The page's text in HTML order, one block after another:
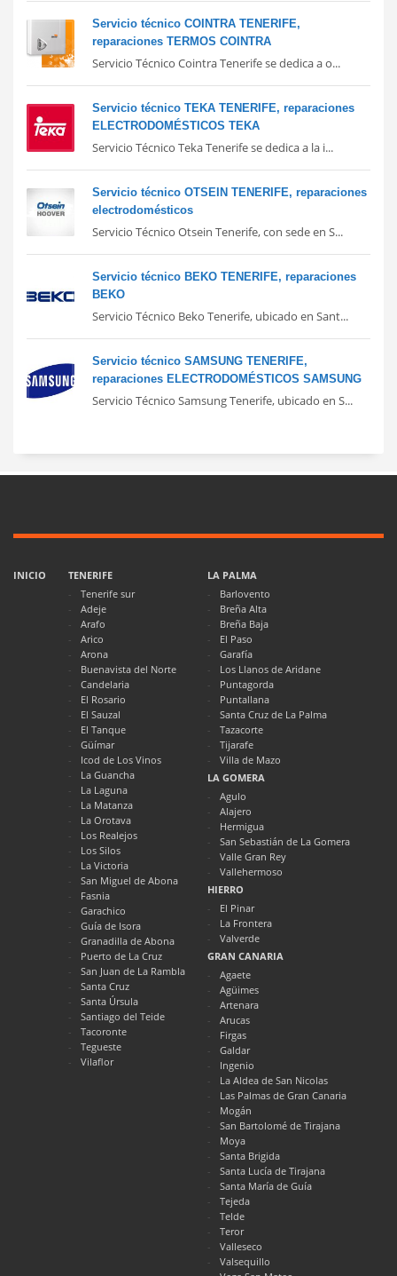
Servicio técnico COINTRA TENERIFE,
reparaciones TERMOS COINTRA
Servicio Técnico Cointra Tenerife se dedica a o...
Servicio técnico TEKA TENERIFE, reparaciones
ELECTRODOMÉSTICOS TEKA
Servicio Técnico Teka Tenerife se dedica a la i...
Servicio técnico OTSEIN TENERIFE, reparaciones
electrodomésticos
Servicio Técnico Otsein Tenerife, con sede en S...
Servicio técnico BEKO TENERIFE, reparaciones
BEKO
Servicio Técnico Beko Tenerife, ubicado en Sant...
Servicio técnico SAMSUNG TENERIFE,
reparaciones ELECTRODOMÉSTICOS SAMSUNG
Servicio Técnico Samsung Tenerife, ubicado en S...
INICIO
TENERIFE
Tenerife sur
Adeje
Arafo
Arico
Arona
Buenavista del Norte
Candelaria
El Rosario
El Sauzal
El Tanque
Güímar
Icod de Los Vinos
La Guancha
La Laguna
La Matanza
La Orotava
Los Realejos
Los Silos
La Victoria
San Miguel de Abona
Fasnia
Garachico
Guía de Isora
Granadilla de Abona
Puerto de La Cruz
San Juan de La Rambla
Santa Cruz
Santa Úrsula
Santiago del Teide
Tacoronte
Tegueste
Vilaflor
LA PALMA
Barlovento
Breña Alta
Breña Baja
El Paso
Garafía
Los Llanos de Aridane
Puntagorda
Puntallana
Santa Cruz de La Palma
Tazacorte
Tijarafe
Villa de Mazo
LA GOMERA
Agulo
Alajero
Hermigua
San Sebastián de La Gomera
Valle Gran Rey
Vallehermoso
HIERRO
El Pinar
La Frontera
Valverde
GRAN CANARIA
Agaete
Agüimes
Artenara
Arucas
Firgas
Galdar
Ingenio
La Aldea de San Nicolas
Las Palmas de Gran Canaria
Mogán
San Bartolomé de Tirajana
Moya
Santa Brigida
Santa Lucía de Tirajana
Santa María de Guía
Tejeda
Telde
Teror
Valleseco
Valsequillo